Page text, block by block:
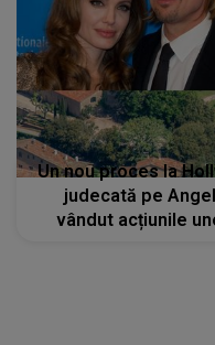
Un nou proces la
judecată pe
vândut acțiunile